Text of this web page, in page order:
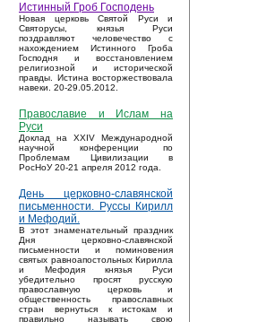
Истинный Гроб Господень
Новая церковь Святой Руси и
Святорусы, князья Руси
поздравляют человечество с
нахождением Истинного Гроба
Господня и восстановлением
религиозной и исторической
правды. Истина восторжествовала
навеки. 20-29.05.2012.
Православие и Ислам на
Руси
Доклад на XXIV Международной
научной конференции по
Проблемам Цивилизации в
РосНоУ 20-21 апреля 2012 года.
День церковно-славянской
письменности. Руссы Кирилл
и Мефодий.
В этот знаменательный праздник
Дня церковно-славянской
письменности и поминовения
святых равноапостольных Кирилла
и Мефодия князья Руси
убедительно просят русскую
православную церковь и
общественность православных
стран вернуться к истокам и
правильно называть свою